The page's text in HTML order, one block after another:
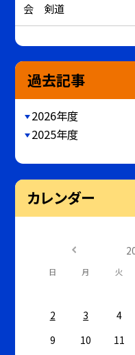
会 剣道
過去記事
2026年度
2025年度
カレンダー
日 月 火
2
3 4
9
10 11